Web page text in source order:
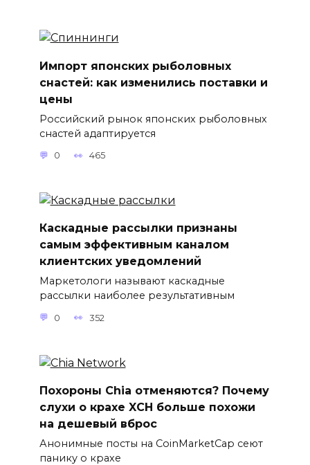
Импорт японских рыболовных
снастей: как изменились поставки и
цены
Российский рынок японских рыболовных
снастей адаптируется
0 465
Каскадные рассылки признаны
самым эффективным каналом
клиентских уведомлений
Маркетологи называют каскадные
рассылки наиболее результативным
0 352
Похороны Chia отменяются? Почему
слухи о крахе XCH больше похожи
на дешевый вброс
Анонимные посты на CoinMarketCap сеют
панику о крахе